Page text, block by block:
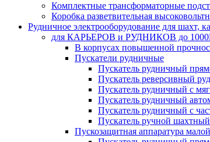
Комплектные трансформаторные
Коробка разветвительная
Рудничное электрооборудование для шахт,
для КАРЬЕРОВ и РУДНИКОВ до
В корпусах повышенной
Пускатели рудничные
Пускатель рудничный
Пускатель реверсивный
Пускатель рудничный с
Пускатель рудничный
Пускатель рудничный с
Пускатель ручной
Пускозащитная аппаратура